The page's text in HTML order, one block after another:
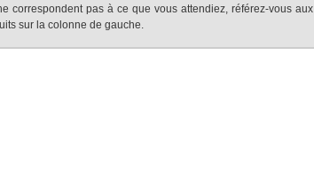
correspondent pas à ce que vous attendiez, référez-vous aux
sur la colonne de gauche.